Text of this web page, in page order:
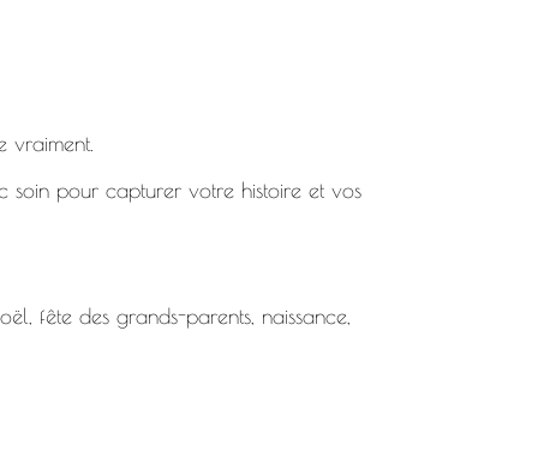
vraiment.
soin pour capturer votre histoire et vos
fête des grands-parents, naissance,